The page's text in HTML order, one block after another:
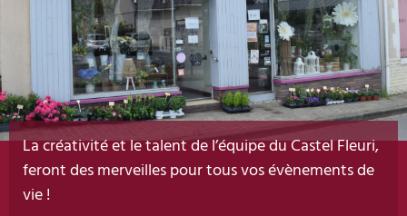
La créativité et le talent de l’équipe du Castel Fleuri,
feront des merveilles pour tous vos évènements de
vie !